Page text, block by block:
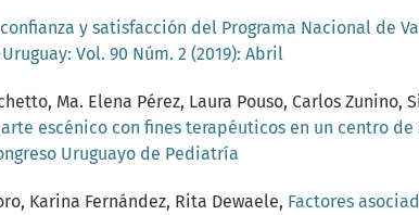
y satisfacción del Programa Nacional de
Vol. 90 Núm. 2 (2019): Abril
Ma. Elena Pérez, Laura Pouso, Carlos
escénico con fines terapéuticos en un centro de
Uruguayo de Pediatría
Karina Fernández, Rita Dewaele, Factores